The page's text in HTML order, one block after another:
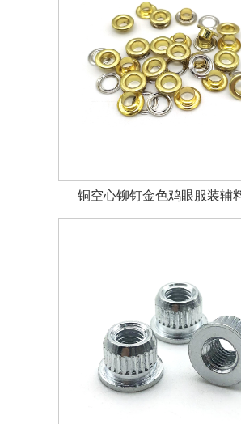
铜空心铆钉金色鸡眼服装辅料